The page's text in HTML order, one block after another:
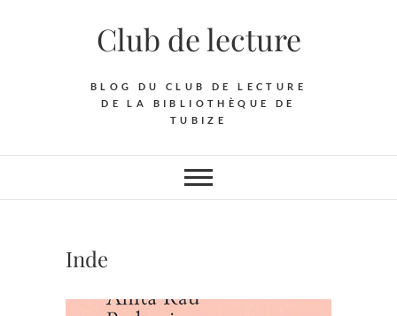
Club de lecture
BLOG DU CLUB DE LECTURE
DE LA BIBLIOTHÈQUE DE
TUBIZE
Inde